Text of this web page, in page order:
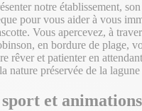
notre établissement,
pour vous aider à vous
Vous apercevez, à
en bordure de plage,
rêver et patienter en
nature préservée de la
et animations